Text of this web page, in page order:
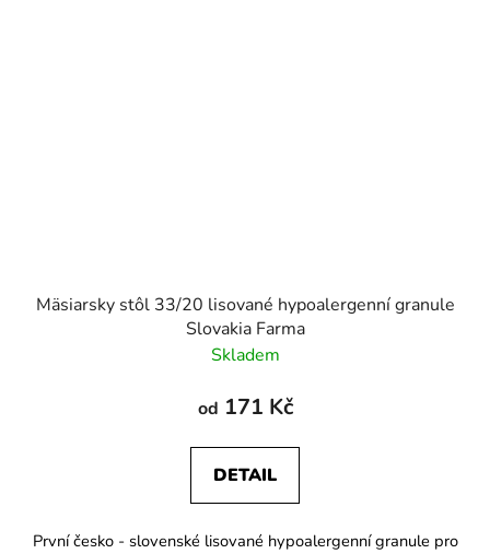
Mäsiarsky stôl 33/20 lisované hypoalergenní granule
Slovakia Farma
Skladem
od 171 Kč
DETAIL
První česko - slovenské lisované hypoalergenní granule pro